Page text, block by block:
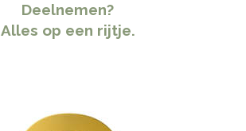
Deelnemen?
​Alles op een rijtje.